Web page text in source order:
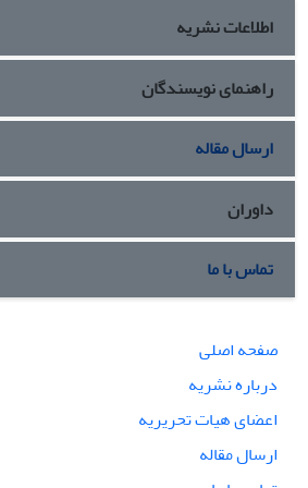
اطلاعات نشریه
راهنمای نویسندگان
ارسال مقاله
داوران
تماس با ما
صفحه اصلی
درباره نشریه
اعضای هیات تحریریه
ارسال مقاله